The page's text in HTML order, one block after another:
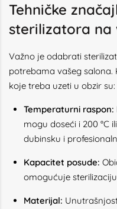
Tehničke
sterilizatora na
Važno je odabrati
potrebama vašeg
koje treba uzeti u obzir su:
Temperaturni raspon:
mogu doseći i 200 °C
dubinsku i
Kapacitet posude:
omogućuje
Materijal: